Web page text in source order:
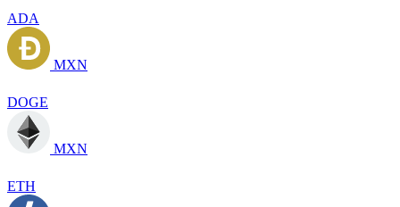
ADA
MXN
DOGE
MXN
ETH